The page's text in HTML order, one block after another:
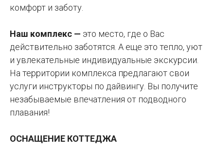
комфорт и заботу.
Наш комплекс — это место, где о Вас
действительно заботятся. А еще это тепло, уют
и увлекательные индивидуальные экскурсии.
На территории комплекса предлагают свои
услуги инструкторы по дайвингу. Вы получите
незабываемые впечатления от подводного
плавания!
ОСНАЩЕНИЕ КОТТЕДЖА